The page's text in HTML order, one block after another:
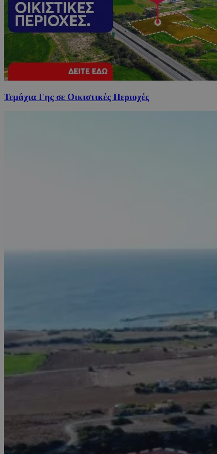
Τεμάχια Γης σε Οικιστικές Περιοχές